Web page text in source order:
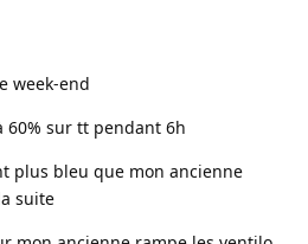
week-end
60% sur tt pendant 6h
plus bleu que mon ancienne
suite